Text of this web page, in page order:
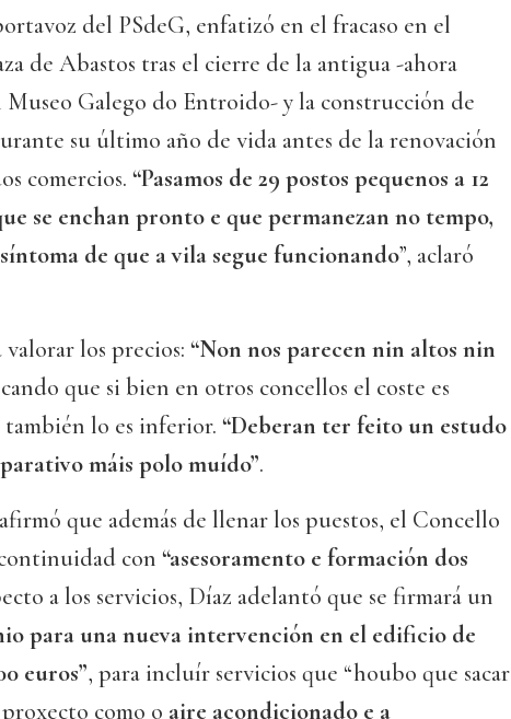
del PSdeG, enfatizó en el fracaso en el
de Abastos tras el cierre de la antigua -ahora
Galego do Entroido- y la construcción de
su último año de vida antes de la renovación
comercios. “Pasamos de 29 postos pequenos a 12
se enchan pronto e que permanezan no tempo,
de que a vila segue funcionando”, aclaró
los precios: “Non nos parecen nin altos nin
que si bien en otros concellos el coste es
también lo es inferior. “Deberan ter feito un estudo
máis polo muído”.
que además de llenar los puestos, el Concello
con “asesoramento e formación dos
a los servicios, Díaz adelantó que se firmará un
para una nueva intervención en el edificio de
euros”, para incluír servicios que “houbo que sacar
como o aire acondicionado e a